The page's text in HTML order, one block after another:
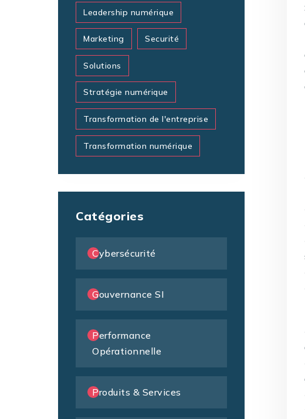
Leadership numérique
Marketing Securité
Solutions
Stratégie numérique
Transformation de l'entreprise
Transformation numérique
Catégories
Cybersécurité
Gouvernance SI
Performance
Opérationnelle
Produits & Services